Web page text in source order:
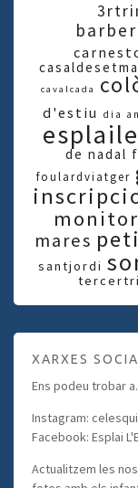
cavalcada
d'estiu
dia
de nadal
foulardviatger
mares
santjordi
XARXES
Ens podeu trobar
Instagram:
Facebook: Esplai
Actualitzem les